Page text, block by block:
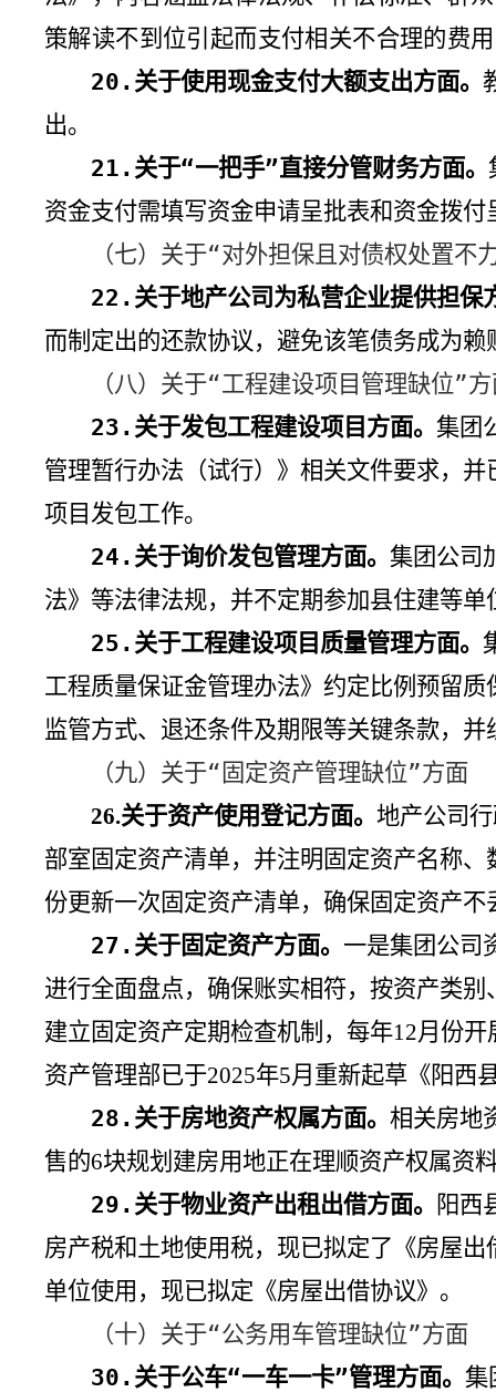
策解读不到位引起而支付相关不合理的费
20. 关于使用现金支付大额支出方面。
出。
21. 关于“一把手”直接分管财务方面。
资金支付需填写资金申请呈批表和资金拨
（七）关于“对外担保且对债权处置不
22. 关于地产公司为私营企业提供担保
而制定出的还款协议，避免该笔债务成为
（八）关于“工程建设项目管理缺位”
23. 关于发包工程建设项目方面。集团
管理暂行办法（试行）》相关文件要求，并
项目发包工作。
24. 关于询价发包管理方面。集团公司
法》等法律法规，并不定期参加县住建等
25. 关于工程建设项目质量管理方面。
工程质量保证金管理办法》约定比例预留
监管方式、退还条件及期限等关键条款，
（九）关于“固定资产管理缺位”方面
26.关于资产使用登记方面。地产公司
部室固定资产清单，并注明固定资产名称
份更新一次固定资产清单，确保固定资产不
27. 关于固定资产方面。 一是集团公司
进行全面盘点，确保账实相符，按资产类
建立固定资产定期检查机制，每年12月份开
资产管理部已于2025年5月重新起草《阳西
28. 关于房地资产权属方面。相关房地
售的6块规划建房用地正在理顺资产权属资
29. 关于物业资产出租出借方面。 阳西
房产税和土地使用税，现已拟定了《房屋
单位使用，现已拟定《房屋出借协议》。
（十）关于“公务用车管理缺位”方面
30. 关于公车“一车一卡”管理方面。集